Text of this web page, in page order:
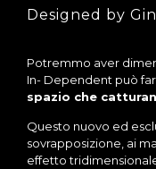
Designed by
Potremmo aver
In- Dependent può
spazio che
Questo nuovo ed
sovrapposizione, ai
effetto